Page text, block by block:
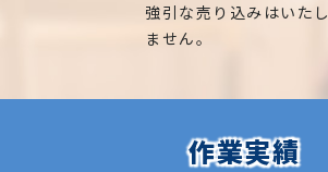
強引な売り込みはいたし
ません。
作業実績